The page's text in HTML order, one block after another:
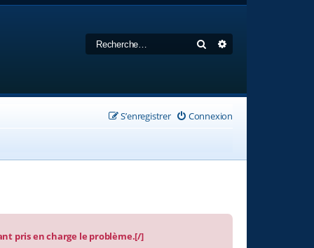
Rechercher
Connexion
S’enregistrer
pris en charge le problème.[/]